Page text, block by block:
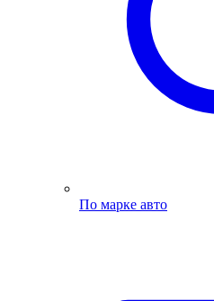
По марке авто